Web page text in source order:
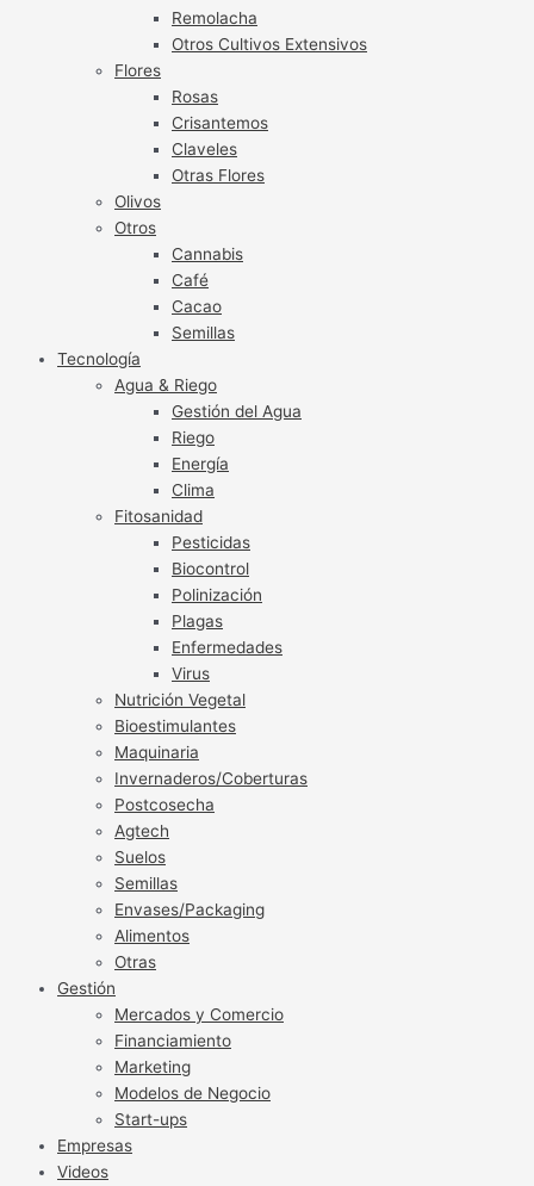
Remolacha
Otros Cultivos Extensivos
Flores
Rosas
Crisantemos
Claveles
Otras Flores
Olivos
Otros
Cannabis
Café
Cacao
Semillas
Tecnología
Agua & Riego
Gestión del Agua
Riego
Energía
Clima
Fitosanidad
Pesticidas
Biocontrol
Polinización
Plagas
Enfermedades
Virus
Nutrición Vegetal
Bioestimulantes
Maquinaria
Invernaderos/Coberturas
Postcosecha
Agtech
Suelos
Semillas
Envases/Packaging
Alimentos
Otras
Gestión
Mercados y Comercio
Financiamiento
Marketing
Modelos de Negocio
Start-ups
Empresas
Videos